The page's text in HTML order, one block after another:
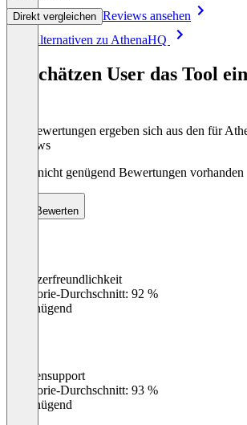
Direkt vergleichen Reviews ansehen
Alle Alternativen zu AthenaHQ
So schätzen User das Tool ein
Die Bewertungen ergeben sich aus den für
Reviews
Noch nicht genügend Bewertungen vorhanden
Bewerten
Benutzerfreundlichkeit
Kategorie-Durchschnitt: 92 %
Ungenügend
Kundensupport
Kategorie-Durchschnitt: 93 %
Ungenügend